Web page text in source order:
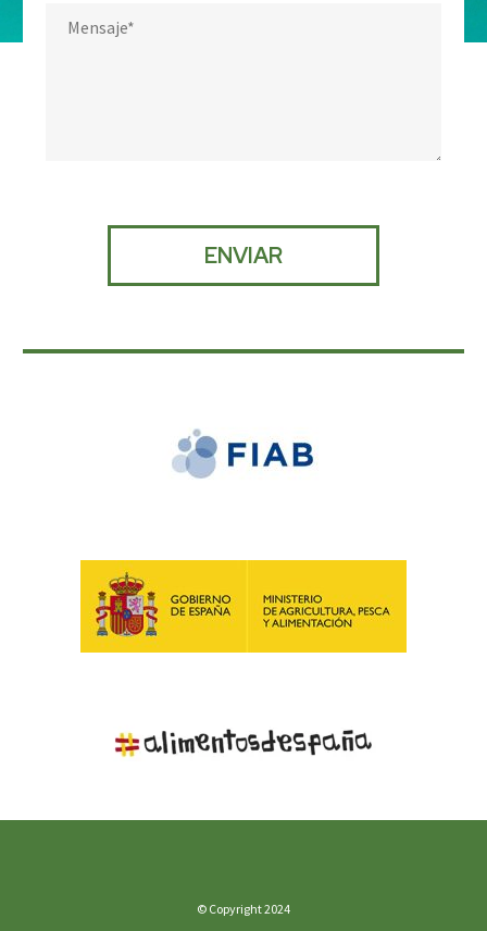
© Copyright 2024